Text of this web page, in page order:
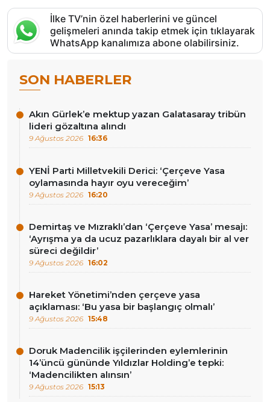
İlke TV’nin özel haberlerini ve güncel
gelişmeleri anında takip etmek için tıklayarak
WhatsApp kanalımıza abone olabilirsiniz.
SON HABERLER
Akın Gürlek’e mektup yazan Galatasaray tribün
lideri gözaltına alındı
9 Ağustos 2026 16:36
YENİ Parti Milletvekili Derici: ‘Çerçeve Yasa
oylamasında hayır oyu vereceğim’
9 Ağustos 2026 16:20
Demirtaş ve Mızraklı’dan ‘Çerçeve Yasa’ mesajı:
‘Ayrışma ya da ucuz pazarlıklara dayalı bir al ver
süreci değildir’
9 Ağustos 2026 16:02
Hareket Yönetimi’nden çerçeve yasa
açıklaması: ‘Bu yasa bir başlangıç olmalı’
9 Ağustos 2026 15:48
Doruk Madencilik işçilerinden eylemlerinin
14’üncü gününde Yıldızlar Holding’e tepki:
‘Madencilikten alınsın’
9 Ağustos 2026 15:13